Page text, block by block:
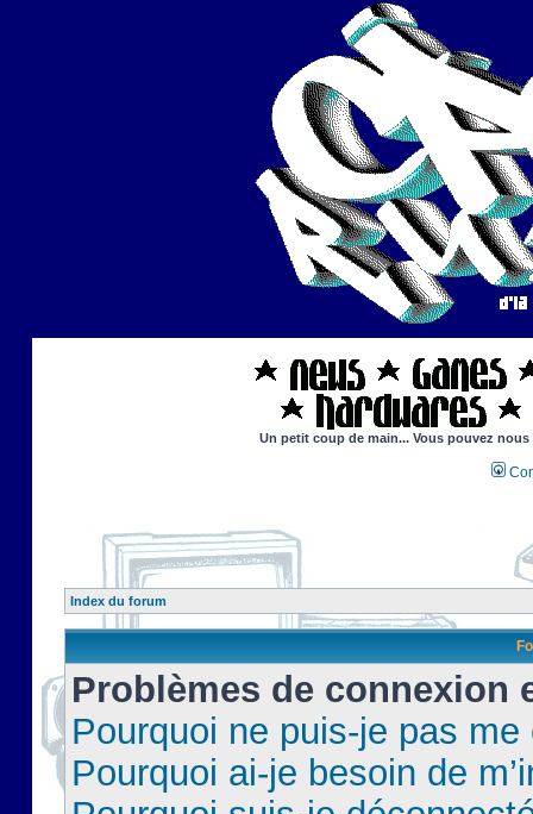
Un petit coup de main... Vous pouvez
Index du forum
Problèmes de connexion
Pourquoi ne puis-je pas
Pourquoi ai-je besoin de